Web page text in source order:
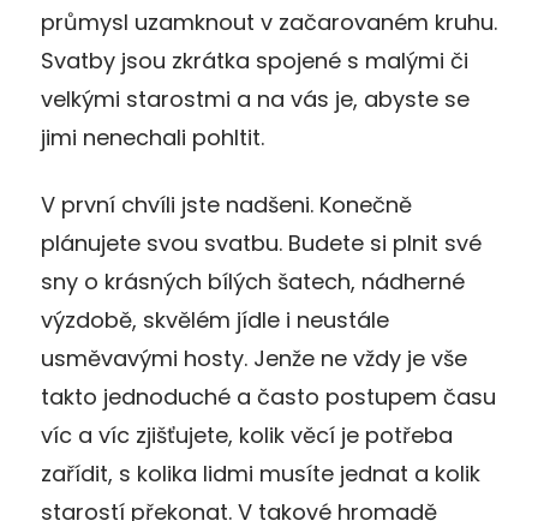
průmysl uzamknout v začarovaném kruhu.
Svatby jsou zkrátka spojené s malými či
velkými starostmi a na vás je, abyste se
jimi nenechali pohltit.
V první chvíli jste nadšeni. Konečně
plánujete svou svatbu. Budete si plnit své
sny o krásných bílých šatech, nádherné
výzdobě, skvělém jídle i neustále
usměvavými hosty. Jenže ne vždy je vše
takto jednoduché a často postupem času
víc a víc zjišťujete, kolik věcí je potřeba
zařídit, s kolika lidmi musíte jednat a kolik
starostí překonat. V takové hromadě